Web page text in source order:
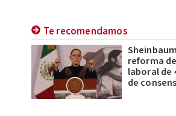
Te recomendamos
reforma
laboral de
de